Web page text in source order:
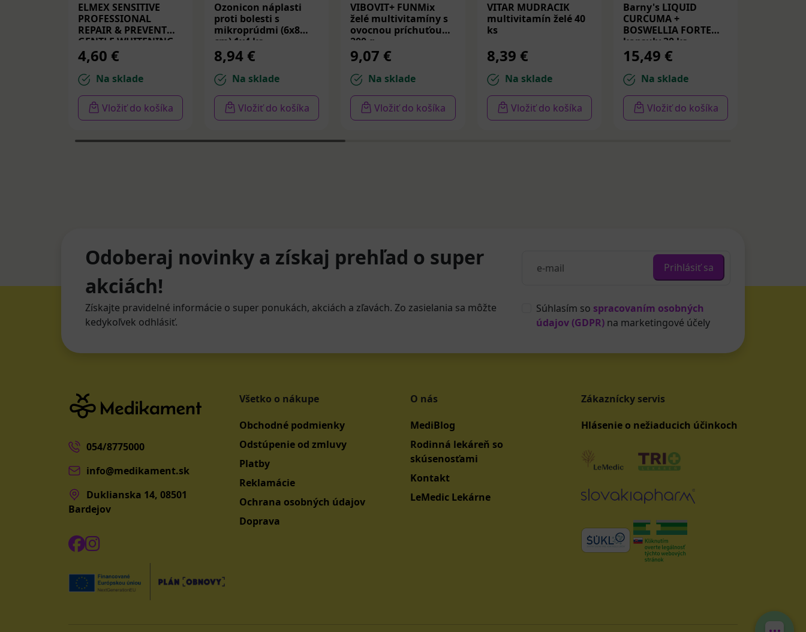
ELMEX SENSITIVE
PROFESSIONAL
REPAIR & PREVENT
GENTLE WHITENING,
zubná pasta 75 ml
4,60 €
Na sklade
Vložiť do košíka
Ozonicon náplasti
proti bolesti s
mikroprúdmi (6x8
cm) 1x4 ks
8,94 €
Na sklade
Vložiť do košíka
VIBOVIT+ FUNMix
želé multivitamíny s
ovocnou príchuťou
200 g
9,07 €
Na sklade
Vložiť do košíka
VITAR MUDRACIK
multivitamín želé 40
ks
8,39 €
Na sklade
Vložiť do košíka
Barny's LIQUID
CURCUMA +
BOSWELLIA FORTE
kapsuly 30 ks
15,49 €
Na sklade
Vložiť do košíka
Odoberaj novinky a získaj prehľad o super
akciách!
Získajte pravidelné informácie o super ponukách, akciách a zľavách. Zo zasielania sa môžte
kedykoľvek odhlásiť.
Prihlásiť sa
Súhlasím so spracovaním osobných
údajov (GDPR) na marketingové účely
054/8775000
info@medikament.sk
Duklianska 14, 08501
Bardejov
Všetko o nákupe
Obchodné podmienky
Odstúpenie od zmluvy
Platby
Reklamácie
Ochrana osobných údajov
Doprava
O nás
MediBlog
Rodinná lekáreň so
skúsenosťami
Kontakt
LeMedic Lekárne
Zákaznícky servis
Hlásenie o nežiaducich účinkoch